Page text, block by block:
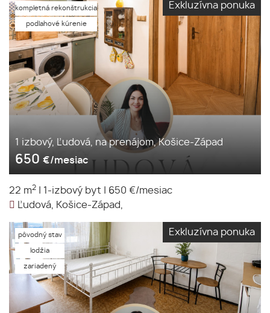
Exkluzívna ponuka
kompletná rekonštrukcia
podlahové kúrenie
1 izbový, Ľudová, na prenájom, Košice-Západ
650 €/mesiac
22 m2 1-izbový byt
650 €/mesiac
Ľudová, Košice-Západ,
Exkluzívna ponuka
pôvodný stav
lodžia
zariadený